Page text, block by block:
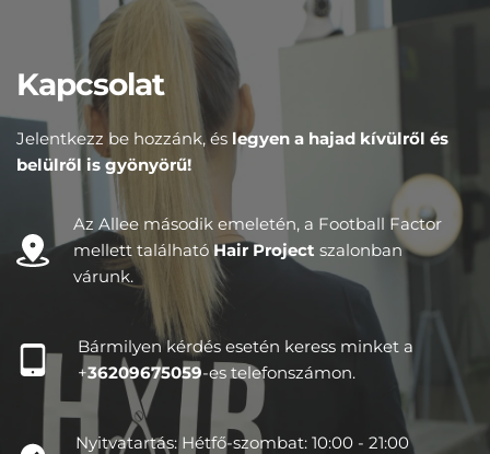
Kapcsolat
Jelentkezz be hozzánk, és legyen a hajad kívülről és
belülről is gyönyörű!
Az Allee második emeletén, a Football Factor
mellett található Hair Project szalonban
várunk.
Bármilyen kérdés esetén keress minket a
+36209675059-es telefonszámon.
Nyitvatartás: Hétfő-szombat: 10:00 - 21:00